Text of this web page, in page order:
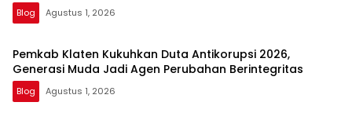
Blog Agustus 1, 2026
Pemkab Klaten Kukuhkan Duta Antikorupsi 2026,
Generasi Muda Jadi Agen Perubahan Berintegritas
Blog Agustus 1, 2026